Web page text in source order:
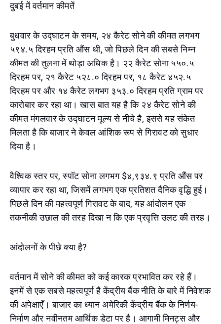
दुबई में वर्तमान कीमतें
बुधवार के उद्घाटन के समय, २४ कैरेट सोने की कीमत लगभग
५९४.५ दिरहम प्रति औंस थी, जो पिछले दिन की सबसे निम्न
कीमत की तुलना में थोड़ा अधिक है। २२ कैरेट सोना ५५०.५
दिरहम पर, २१ कैरेट ५२८.० दिरहम पर, १८ कैरेट ४५२.५
दिरहम पर और १४ कैरेट लगभग ३५३.० दिरहम प्रति ग्राम पर
कारोबार कर रहा था। खास बात यह है कि २४ कैरेट सोने की
कीमत मंगलवार के उद्घाटन मूल्य से नीचे है, इससे यह संकेत
मिलता है कि बाजार ने केवल आंशिक रूप से गिरावट को सुधार
दिया है।
वैश्विक स्तर पर, स्पॉट सोना लगभग $४,९३४.९ प्रति औंस पर
व्यापार कर रहा था, जिसमें लगभग एक प्रतिशत दैनिक वृद्धि हुई।
पिछले दिन की महत्वपूर्ण गिरावट के बाद, यह आंदोलन एक
तकनीकी उछाल की तरह दिखा न कि एक प्रवृत्ति उलट की तरह।
आंदोलनों के पीछे क्या है?
वर्तमान में सोने की कीमत को कई कारक प्रभावित कर रहे हैं।
इनमें से एक सबसे महत्वपूर्ण है केंद्रीय बैंक नीति के बारे में निवेशक
की अपेक्षाएँ। बाजार का ध्यान अमेरिकी केंद्रीय बैंक के निर्णय-
निर्माण और नवीनतम आर्थिक डेटा पर है। आगामी मिनट्स और